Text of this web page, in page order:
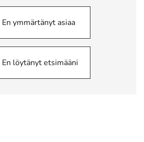
En ymmärtänyt asiaa
En löytänyt etsimääni